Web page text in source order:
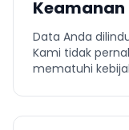
Data Anda
Kami tidak
mematuhi